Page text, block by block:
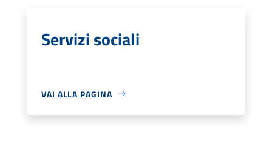
Servizi sociali
VAI ALLA PAGINA